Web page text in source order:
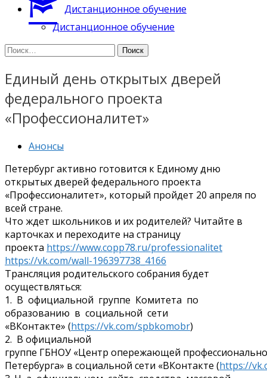
Дистанционное обучение
Дистанционное обучение
Найти:
Единый день открытых дверей
федерального проекта
«Профессионалитет»
Анонсы
Петербург активно готовится к Единому дню
открытых дверей федерального проекта
«Профессионалитет», который пройдет 20 апреля по
всей стране.
Что ждет школьников и их родителей? Читайте в
карточках и переходите на страницу
проекта https://www.copp78.ru/professionalitet
https://vk.com/wall-196397738_4166
Трансляция родительского собрания будет
осуществляться:
1. В официальной группе Комитета по
образованию в социальной сети
«ВКонтакте» (https://vk.com/spbkomobr)
2. В официальной
группе ГБНОУ «Центр опережающей
Петербурга» в социальной сети «ВКонтакте (https://